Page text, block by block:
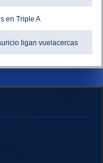
en Triple A
ligan vuelacercas